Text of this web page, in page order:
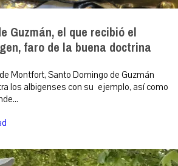
Guzmán, el que recibió el
faro de la buena doctrina
Montfort, Santo Domingo de Guzmán
los albigenses con su ejemplo, así como